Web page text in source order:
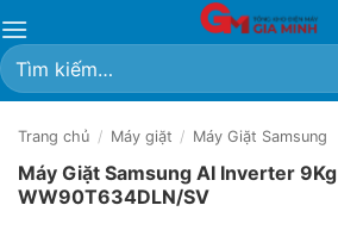
qua
nội
dung
Tìm
kiếm:
Trang chủ / Máy giặt / Máy Giặt Samsung
Máy Giặt Samsung AI Inverter 9Kg
WW90T634DLN/SV